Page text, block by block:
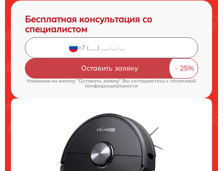
Бесплатная консультация со
специалистом
Оставить заявку
Нажимая на кнопку "Оставить заявку" Вы соглашаетесь cполитикой
конфиденциальности